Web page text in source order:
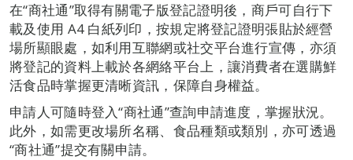
在“商社通”取得有關電子版登記證明後，商戶可自行下
載及使用 A4 白紙列印，按規定將登記證明張貼於經營
場所顯眼處，如利用互聯網或社交平台進行宣傳，亦須
將登記的資料上載於各網絡平台上，讓消費者在選購鮮
活食品時掌握更清晰資訊，保障自身權益。
申請人可隨時登入“商社通”查詢申請進度，掌握狀況。
此外，如需更改場所名稱、食品種類或類別，亦可透過
“商社通”提交有關申請。